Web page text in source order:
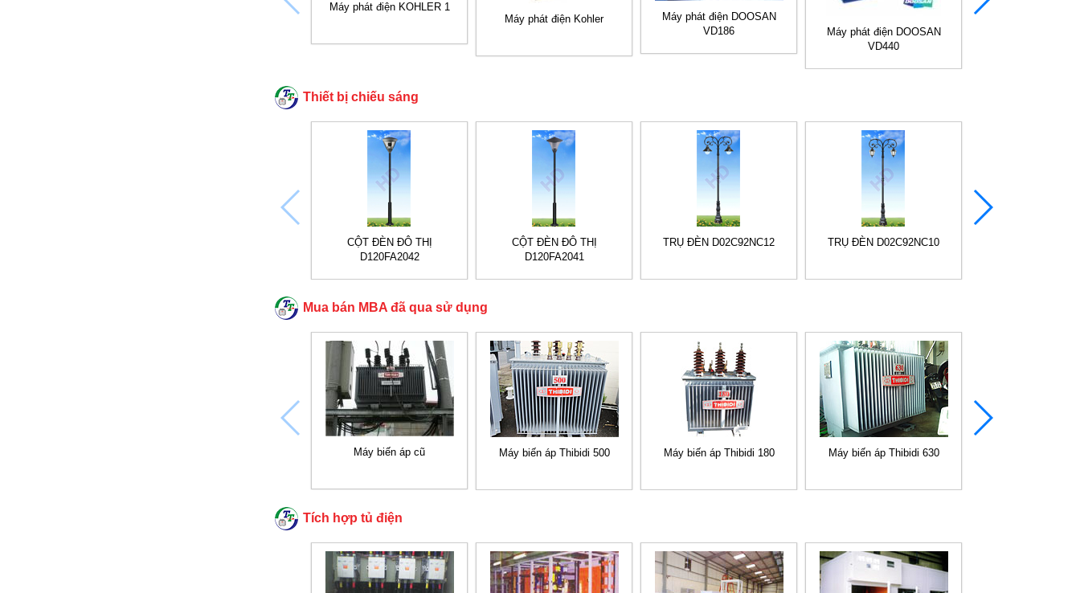
Máy phát điện KOHLER 1
Máy phát điện Kohler
Máy phát điện DOOSAN
VD186
Máy phát điện DOOSAN
VD440
Thiết bị chiếu sáng
CỘT ĐÈN ĐÔ THỊ
D120FA2042
CỘT ĐÈN ĐÔ THỊ
D120FA2041
TRỤ ĐÈN D02C92NC12 TRỤ ĐÈN D02C92NC10
Mua bán MBA đã qua sử dụng
Máy biến áp cũ Máy biến áp Thibidi 500 Máy biến áp Thibidi 180 Máy biến áp Thibidi 630
Tích hợp tủ điện